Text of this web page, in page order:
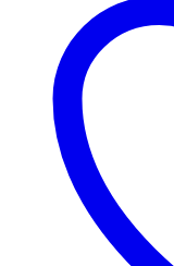
mønster